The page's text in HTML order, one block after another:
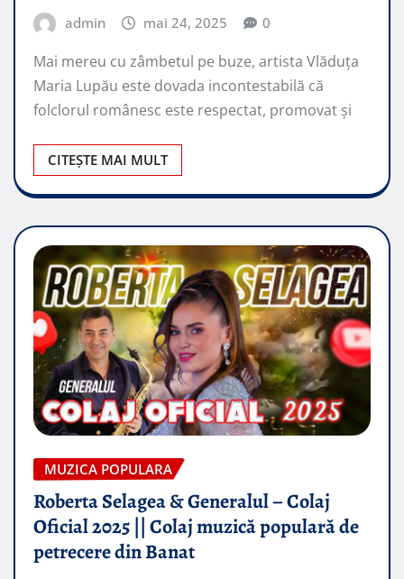
admin mai 24, 2025 0
Mai mereu cu zâmbetul pe buze, artista Vlăduța
Maria Lupău este dovada incontestabilă că
folclorul românesc este respectat, promovat şi
CITEȘTE MAI MULT
MUZICA POPULARA
Roberta Selagea & Generalul – Colaj
Oficial 2025 || Colaj muzică populară de
petrecere din Banat